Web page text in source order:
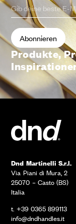
Produkte,
Dnd Martinelli S.r.l.
Via Piani di Mura, 2
25070 – Casto (BS)
Italia
t. +39 0365 899113
info@dndhandles.it